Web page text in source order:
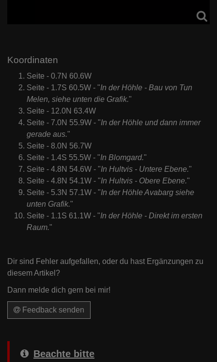
Koordinaten
Seite - 0.7N 60.6W
Seite - 1.7S 60.5W - "In der Höhle - Bau von Tun
Melen, siehe unten die Grafik."
Seite - 12.0N 63.4W
Seite - 7.0N 55.9W - "In der Höhle und dann immer
gerade aus."
Seite - 8.0N 56.7W
Seite - 1.4S 55.5W - "In Blomgard."
Seite - 4.8N 54.6W - "In Hultvis - Untere Ebene."
Seite - 4.8N 54.1W - "In Hultvis - Obere Ebene."
Seite - 5.3N 57.1W - "In der Höhle Avabarg siehe
unten Grafik."
Seite - 1.1S 61.1W - "In der Höhle - Direkt im ersten
Raum."
Dir sind Fehler aufgefallen, oder du hast Ergänzungen zu
diesem Artikel?
Dann melde dich gern bei mir!
Feedback senden
Beachte bitte